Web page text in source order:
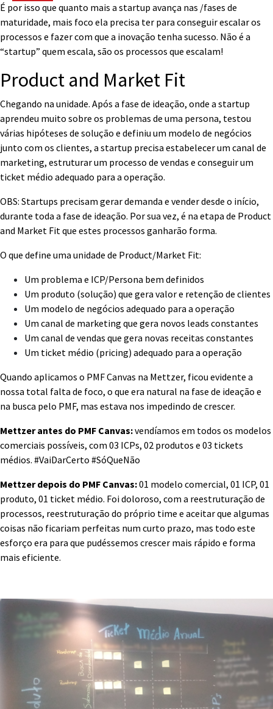
É por isso que quanto mais a startup avança nas /fases de
maturidade, mais foco ela precisa ter para conseguir escalar os
processos e fazer com que a inovação tenha sucesso. Não é a
“startup” quem escala, são os processos que escalam!
Product and Market Fit
Chegando na unidade. Após a fase de ideação, onde a startup
aprendeu muito sobre os problemas de uma persona, testou
várias hipóteses de solução e definiu um modelo de negócios
junto com os clientes, a startup precisa estabelecer um canal de
marketing, estruturar um processo de vendas e conseguir um
ticket médio adequado para a operação.
OBS: Startups precisam gerar demanda e vender desde o início,
durante toda a fase de ideação. Por sua vez, é na etapa de Product
and Market Fit que estes processos ganharão forma.
O que define uma unidade de Product/Market Fit:
Um problema e ICP/Persona bem definidos
Um produto (solução) que gera valor e retenção de clientes
Um modelo de negócios adequado para a operação
Um canal de marketing que gera novos leads constantes
Um canal de vendas que gera novas receitas constantes
Um ticket médio (pricing) adequado para a operação
Quando aplicamos o PMF Canvas na Mettzer, ficou evidente a
nossa total falta de foco, o que era natural na fase de ideação e
na busca pelo PMF, mas estava nos impedindo de crescer.
Mettzer antes do PMF Canvas:vendíamos em todos os modelos
comerciais possíveis, com 03 ICPs, 02 produtos e 03 tickets
médios. #VaiDarCerto #SóQueNão
Mettzer depois do PMF Canvas:01 modelo comercial, 01 ICP, 01
produto, 01 ticket médio. Foi doloroso, com a reestruturação de
processos, reestruturação do próprio time e aceitar que algumas
coisas não ficariam perfeitas num curto prazo, mas todo este
esforço era para que pudéssemos crescer mais rápido e forma
mais eficiente.